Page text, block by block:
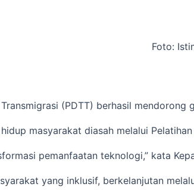
Foto:
(PDTT) berhasil
masyarakat diasah melalui
pemanfaatan teknologi,” kata
yang inklusif, berkelanjutan